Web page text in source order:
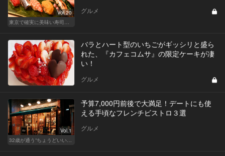
Vol.20
東京で確実に美味い寿司はここだ！
グルメ
バラとハート型のいちごがギッシリと盛ら
れた、『カフェコムサ』の限定ケーキが凄
い！
グルメ
Vol.1
32歳が通う“ちょうどいい”価格の店
予算7,000円前後で大満足！デートにも使
える手頃なフレンチビストロ３選
グルメ